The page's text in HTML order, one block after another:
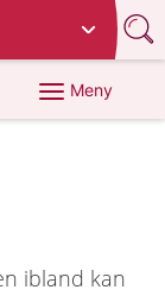
Meny
ibland kan